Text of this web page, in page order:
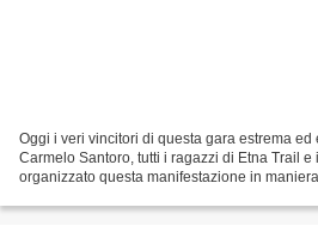
Oggi i veri vincitori di questa gara estrema
Carmelo Santoro, tutti i ragazzi di Etna Trail
organizzato questa manifestazione in